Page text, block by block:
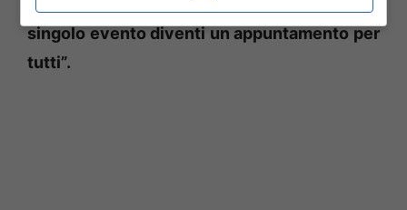
singolo evento diventi un appuntamento per
tutti”.